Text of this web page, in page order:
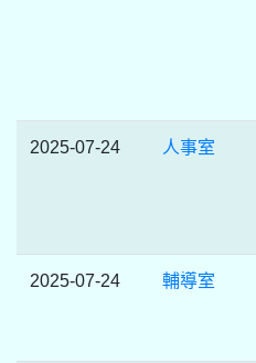
2025-07-24 人事室
2025-07-24 輔導室